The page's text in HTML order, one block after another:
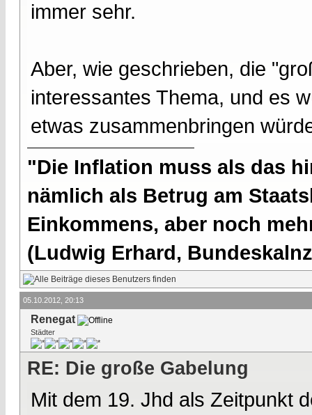
immer sehr.
Aber, wie geschrieben, die
interessantes Thema, und es
etwas zusammenbringen
"Die Inflation muss als das
nämlich als Betrug am
Einkommens, aber noch
(Ludwig Erhard,
05.10.2012, 20:13
Renegat
Städter
RE: Die große Gabelung
Mit dem 19. Jhd als Zeitpunkt